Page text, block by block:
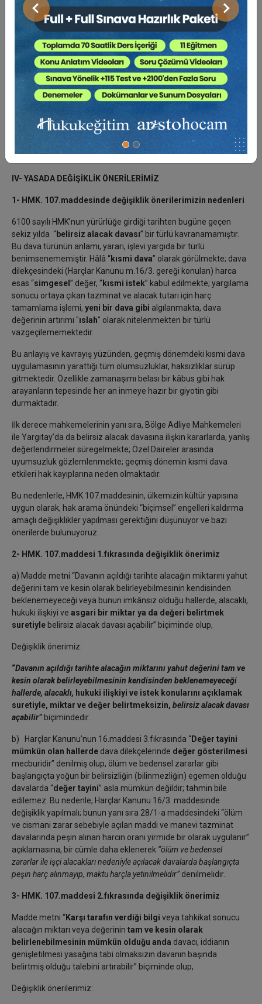
Önceki Sonraki
alacak davasında değişen durumlara göre dava değerinin birden
fazla (birkaç kez) artırılabileceği, buna yasal bir engel
bulunmadığı görüşündedir. Görüşünü şöyle belirtmiştir:
“Arttırma talebinin kaç kez yapılabileceğine ilişkin bir ifade ve
sınırlamaya m.107 hükmünde yer verilmemiştir. Alacak miktarını
bir kez artırmış olan davacının, yeniden arttırma talebinde
bulunması halinde davayı değiştirme ve genişletme yasağıyla
miktarını bir kez arttırmış olan davacının; örneğin ek bilirkişi
raporuyla alacak miktarı yine artmış ise, bu yeni miktar üzerinden
de arttırma talebine, ıslaha veya karşı tarafın rızasına gerek
kalmaksızın imkân tanınması isabetli olur” demiştir.[12]
IV- YASADA DEĞİŞİKLİK ÖNERİLERİMİZ
1- HMK. 107.maddesinde değişiklik önerilerimizin nedenleri
6100 sayılı HMK’nun yürürlüğe girdiği tarihten bugüne geçen
sekiz yılda “belirsiz alacak davası” bir türlü kavranamamıştır.
Bu dava türünün anlamı, yararı, işlevi yargıda bir türlü
benimsenememiştir. Hâlâ “kısmi dava” olarak görülmekte; dava
dilekçesindeki (Harçlar Kanunu m.16/3. gereği konulan) harca
esas “simgesel ” değer, “kısmi istek” kabul edilmekte; yargılama
sonucu ortaya çıkan tazminat ve alacak tutarı için harç
tamamlama işlemi, yeni bir dava gibi algılanmakta, dava
değerinin artırımı "ıslah" olarak nitelenmekten bir türlü
vazgeçilememektedir.
Bu anlayış ve kavrayış yüzünden, geçmiş dönemdeki kısmi dava
uygulamasının yarattığı tüm olumsuzluklar, haksızlıklar sürüp
gitmektedir. Özellikle zamanaşımı belası bir kâbus gibi hak
arayanların tepesinde her an inmeye hazır bir giyotin gibi
durmaktadır.
İlk derece mahkemelerinin yanı sıra, Bölge Adliye Mahkemeleri
ile Yargıtay’da da belirsiz alacak davasına ilişkin kararlarda, yanlış
değerlendirmeler süregelmekte; Özel Daireler arasında
uyumsuzluk gözlemlenmekte; geçmiş dönemin kısmi dava
etkileri hak kayıplarına neden olmaktadır.
Bu nedenlerle, HMK.107.maddesinin, ülkemizin kültür yapısına
uygun olarak, hak arama önündeki “biçimsel” engelleri kaldırma
amaçlı değişiklikler yapılması gerektiğini düşünüyor ve bazı
önerilerde bulunuyoruz.
2- HMK. 107.maddesi 1.fıkrasında değişiklik önerimiz
a) Madde metni “Davanın açıldığı tarihte alacağın miktarını yahut
değerini tam ve kesin olarak belirleyebilmesinin kendisinden
beklenemeyeceği veya bunun imkânsız olduğu hallerde, alacaklı,
hukuki ilişkiyi ve asgari bir miktar ya da değeri belirtmek
suretiyle belirsiz alacak davası açabilir” biçiminde olup,
Değişiklik önerimiz:
“Davanın açıldığı tarihte alacağın miktarını yahut değerini tam ve
kesin olarak belirleyebilmesinin kendisinden beklenemeyeceği
hallerde, alacaklı, hukuki ilişkiyi ve istek konularını açıklamak
suretiyle, miktar ve değer belirtmeksizin, belirsiz alacak davası
açabilir” biçimindedir.
b) Harçlar Kanunu’nun 16.maddesi 3.fıkrasında “Değer tayini
mümkün olan hallerde dava dilekçelerinde değer gösterilmesi
mecburidir” denilmiş olup, ölüm ve bedensel zararlar gibi
başlangıçta yoğun bir belirsizliğin (bilinmezliğin) egemen olduğu
davalarda “değer tayini” asla mümkün değildir; tahmin bile
edilemez. Bu nedenle, Harçlar Kanunu 16/3. maddesinde
değişiklik yapılmalı; bunun yanı sıra 28/1-a maddesindeki “ölüm
ve cismani zarar sebebiyle açılan maddi ve manevi tazminat
davalarında peşin alınan harcın oranı yirmide bir olarak uygulanır”
açıklamasına, bir cümle daha eklenerek “ölüm ve bedensel
zararlar ile işçi alacakları nedeniyle açılacak davalarda başlangıçta
peşin harç alınmayıp, maktu harçla yetinilmelidir”denilmelidir.
3- HMK. 107.maddesi 2.fıkrasında değişiklik önerimiz
Madde metni “Karşı tarafın verdiği bilgi veya tahkikat sonucu
alacağın miktarı veya değerinin tam ve kesin olarak
belirlenebilmesinin mümkün olduğu anda davacı, iddianın
genişletilmesi yasağına tabi olmaksızın davanın başında
belirtmiş olduğu talebini artırabilir” biçiminde olup,
Değişiklik önerilerimiz: